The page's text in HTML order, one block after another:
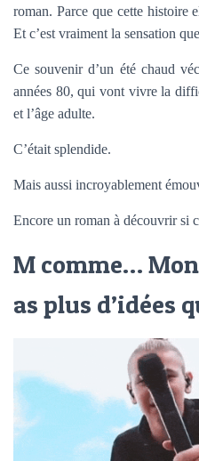
roman. Parce que cette histoire
Et c’est vraiment la sensation
Ce souvenir d’un été chaud
années 80, qui vont vivre la
et l’âge adulte.
C’était splendide.
Mais aussi incroyablement
Encore un roman à découvrir si
M comme…
as plus d’idées